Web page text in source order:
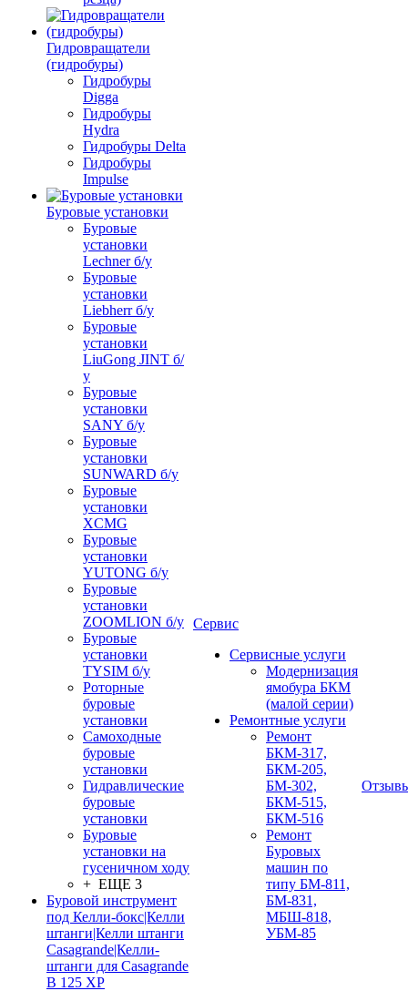
Гидровращатели
(гидробуры)
Гидробуры
Digga
Гидробуры
Hydra
Гидробуры Delta
Гидробуры
Impulse
Буровые установки
Буровые
установки
Lechner б/у
Буровые
установки
Liebherr б/у
Буровые
установки
LiuGong JINT б/
у
Буровые
установки
SANY б/у
Буровые
установки
SUNWARD б/у
Буровые
установки
XCMG
Буровые
установки
YUTONG б/у
Буровые
установки
ZOOMLION б/у
Буровые
установки
TYSIM б/у
Роторные
буровые
установки
Самоходные
буровые
установки
Гидравлические
буровые
установки
Буровые
установки на
гусеничном ходу
+ ЕЩЕ 3
Буровой инструмент
под Келли-бокс|Келли
штанги|Келли штанги
Casagrande|Келли-
штанги для Casagrande
B 125 XP
Сервис
Сервисные услуги
Модернизация
ямобура БКМ
(малой серии)
Ремонтные услуги
Ремонт
БКМ-317,
БКМ-205,
БМ-302,
БКМ-515,
БКМ-516
Ремонт
Буровых
машин по
типу БМ-811,
БМ-831,
МБШ-818,
УБМ-85